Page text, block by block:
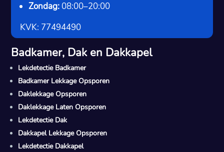
Zondag: 08:00–20:00
KVK: 77494490
Badkamer, Dak en Dakkapel
Lekdetectie Badkamer
Badkamer Lekkage Opsporen
Daklekkage Opsporen
Daklekkage Laten Opsporen
Lekdetectie Dak
Dakkapel Lekkage Opsporen
Lekdetectie Dakkapel